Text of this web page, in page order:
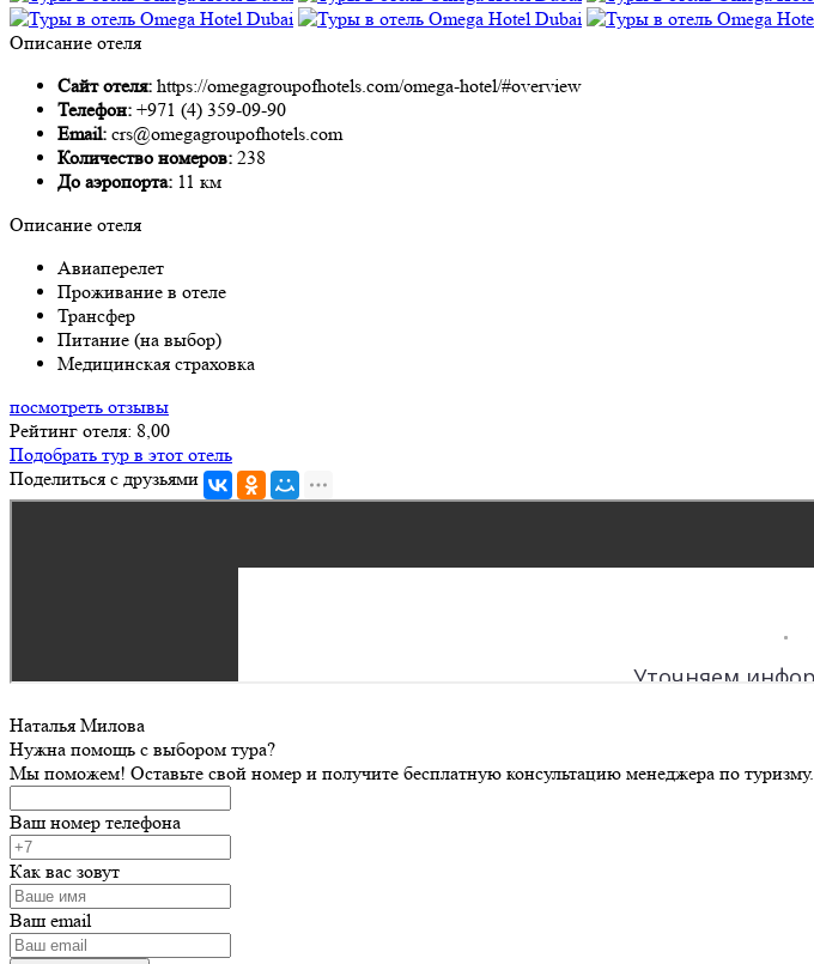
Описание отеля
Сайт отеля: https://omegagroupofhotels.com/omega-hotel/#overview
Телефон: +971 (4) 359-09-90
Email: crs@omegagroupofhotels.com
Количество номеров: 238
До аэропорта: 11 км
Описание отеля
Авиаперелет
Проживание в отеле
Трансфер
Питание (на выбор)
Медицинская страховка
посмотреть отзывы
Рейтинг отеля: 8,00
Подобрать тур в этот отель
Поделиться с друзьями
Наталья Милова
Нужна помощь с выбором тура?
Мы поможем! Оставьте свой номер и получите бесплатную консультацию менеджера по туризму.
Ваш номер телефона
Как вас зовут
Ваш email